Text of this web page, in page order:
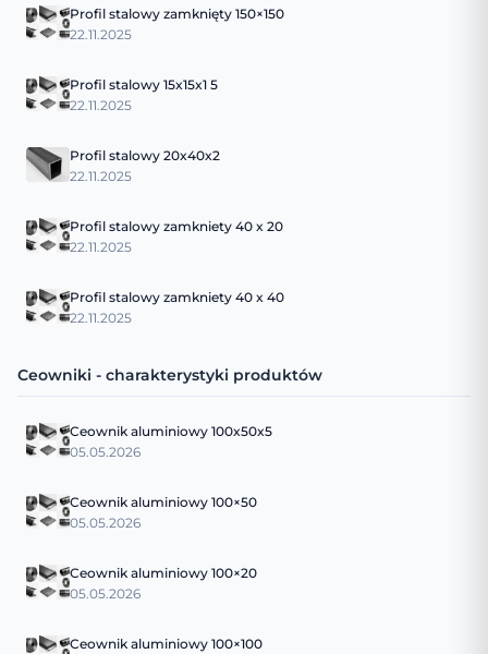
Profil stalowy zamknięty 150×150
22.11.2025
Profil stalowy 15x15x1 5
22.11.2025
Profil stalowy 20x40x2
22.11.2025
Profil stalowy zamkniety 40 x 20
22.11.2025
Profil stalowy zamkniety 40 x 40
22.11.2025
Ceowniki - charakterystyki produktów
Ceownik aluminiowy 100x50x5
05.05.2026
Ceownik aluminiowy 100×50
05.05.2026
Ceownik aluminiowy 100×20
05.05.2026
Ceownik aluminiowy 100×100